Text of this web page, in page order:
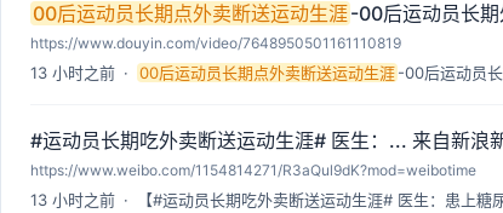
00后运动员长期点外卖断送运动生涯-00后运动员长
https://www.douyin.com/video/7648950501161110819
13 小时之前 · 00后运动员长期点外卖断送运动生涯-00后运动员
#运动员长期吃外卖断送运动生涯# 医生：... 来自新浪
https://www.weibo.com/1154814271/R3aQul9dK?mod=weibotime
13 小时之前 · 【#运动员长期吃外卖断送运动生涯# 医生：患上糖